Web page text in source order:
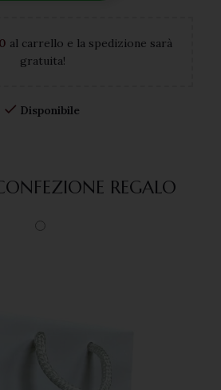
al carrello e la spedizione sarà
gratuita!
Disponibile
REGALO